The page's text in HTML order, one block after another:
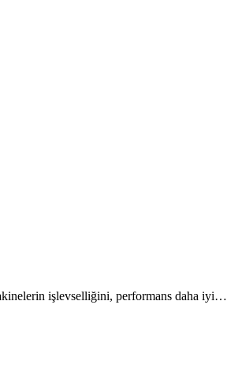
işlevselliğini, performans daha iyi…